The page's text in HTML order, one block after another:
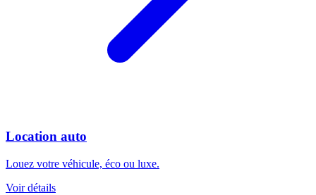
Location auto
Louez votre véhicule, éco ou luxe.
Voir détails